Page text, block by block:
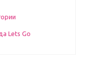
Lets Go